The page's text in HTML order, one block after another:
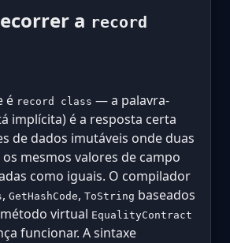
a record
é record class — a palavra-
implícita) é a resposta certa
de dados imutáveis onde duas
mesmos valores de campo
como iguais. O compilador
, GetHashCode, ToString baseados
virtual EqualityContract
funcionar. A sintaxe